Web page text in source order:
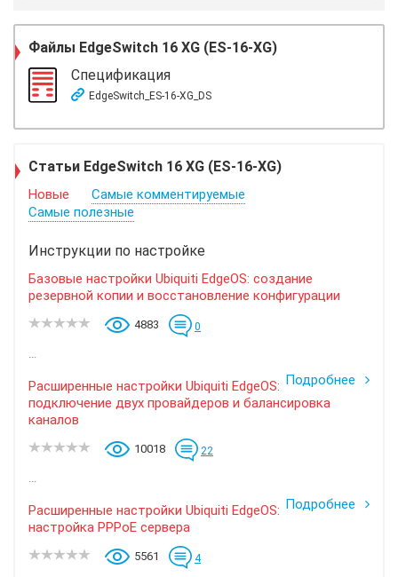
Файлы EdgeSwitch 16 XG (ES-16-XG)
Спецификация
EdgeSwitch_ES-16-XG_DS
Статьи EdgeSwitch 16 XG (ES-16-XG)
Новые
Самые комментируемые
Самые полезные
Инструкции по настройке
Базовые настройки Ubiquiti EdgeOS: создание
резервной копии и восстановление конфигурации
4883 0
...
Подробнее
Расширенные настройки Ubiquiti EdgeOS:
подключение двух провайдеров и балансировка
каналов
10018 22
...
Подробнее
Расширенные настройки Ubiquiti EdgeOS:
настройка PPPoE сервера
5561 4